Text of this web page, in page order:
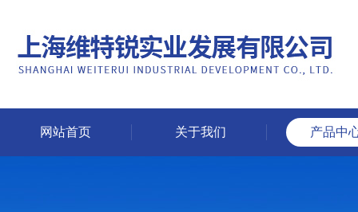
网站首页 关于我们 产品中